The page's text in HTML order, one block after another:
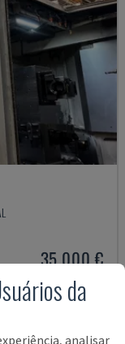
35.000 €
da
analisar